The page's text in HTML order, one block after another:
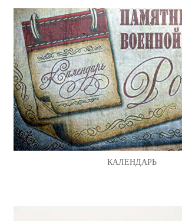
КАЛЕНДАРЬ